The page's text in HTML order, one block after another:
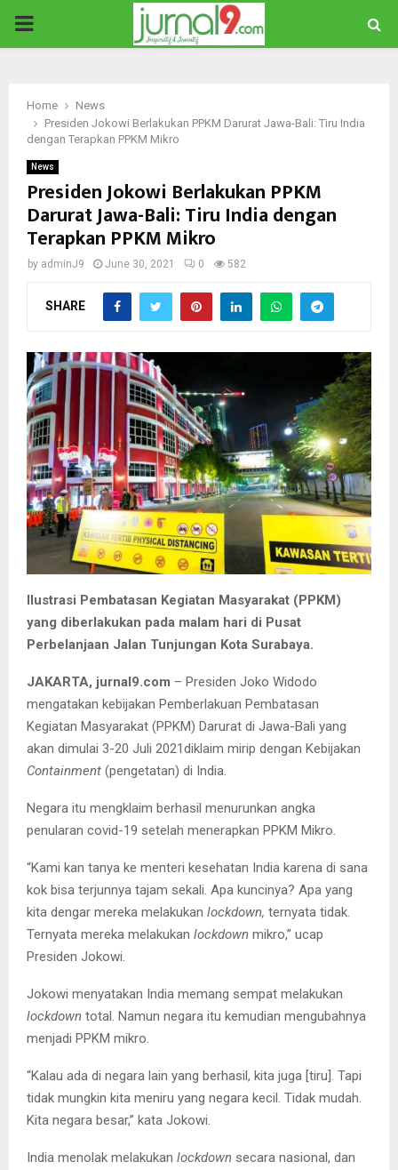
PRIMARY
Home
News
Presiden Jokowi Berlakukan PPKM Darurat Jawa-Bali: Tiru India
dengan Terapkan PPKM Mikro
News
Presiden Jokowi Berlakukan PPKM
Darurat Jawa-Bali: Tiru India dengan
Terapkan PPKM Mikro
by adminJ9 June 30, 2021 0 582
SHARE
Ilustrasi Pembatasan Kegiatan Masyarakat (PPKM)
yang diberlakukan pada malam hari di Pusat
Perbelanjaan Jalan Tunjungan Kota Surabaya.
JAKARTA, jurnal9.com – Presiden Joko Widodo
mengatakan kebijakan Pemberlakuan Pembatasan
Kegiatan Masyarakat (PPKM) Darurat di Jawa-Bali yang
akan dimulai 3-20 Juli 2021diklaim mirip dengan Kebijakan
Containment (pengetatan) di India.
Negara itu mengklaim berhasil menurunkan angka
penularan covid-19 setelah menerapkan PPKM Mikro.
“Kami kan tanya ke menteri kesehatan India karena di sana
kok bisa terjunnya tajam sekali. Apa kuncinya? Apa yang
kita dengar mereka melakukan lockdown, ternyata tidak.
Ternyata mereka melakukan lockdown mikro,” ucap
Presiden Jokowi.
Jokowi menyatakan India memang sempat melakukan
lockdown total. Namun negara itu kemudian mengubahnya
menjadi PPKM mikro.
“Kalau ada di negara lain yang berhasil, kita juga [tiru]. Tapi
tidak mungkin kita meniru yang negara kecil. Tidak mudah.
Kita negara besar,” kata Jokowi.
India menolak melakukan lockdown secara nasional, dan